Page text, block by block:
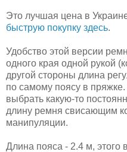
Это лучшая цена в
быструю покупку здесь.
Удобство этой версии
одного края одной рукой
другой стороны длина
по самому поясу в
выбрать какую-то
длину ремня свисающим
манипуляции.
Длина пояса - 2.4 м, этого